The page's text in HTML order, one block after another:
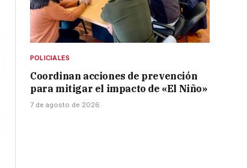
POLICIALES
Coordinan acciones de prevención
para mitigar el impacto de «El Niño»
7 de agosto de 2026